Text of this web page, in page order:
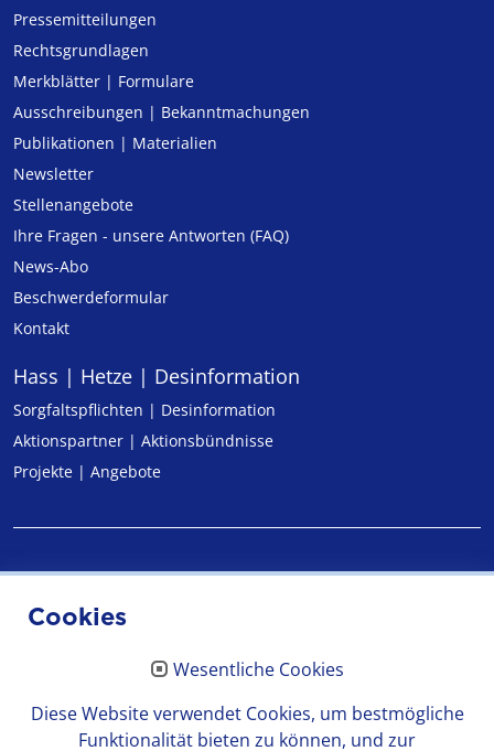
Pressemitteilungen
Rechtsgrundlagen
Merkblätter | Formulare
Ausschreibungen | Bekanntmachungen
Publikationen | Materialien
Newsletter
Stellenangebote
Ihre Fragen - unsere Antworten (FAQ)
News-Abo
Beschwerdeformular
Kontakt
Hass | Hetze | Desinformation
Sorgfaltspflichten | Desinformation
Aktionspartner | Aktionsbündnisse
Projekte | Angebote
Cookies
Wesentliche Cookies
Diese Website verwendet Cookies, um bestmögliche
Funktionalität bieten zu können, und zur